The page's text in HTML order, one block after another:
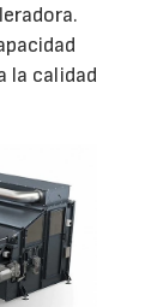
la calidad